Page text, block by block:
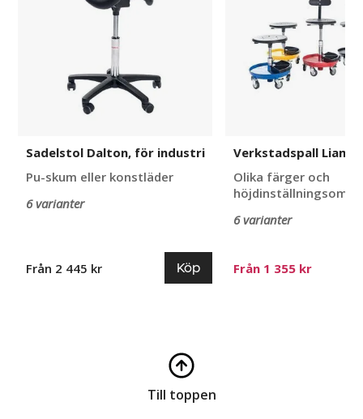
Sadelstol Dalton, för industri
Pu-skum eller konstläder
6 varianter
Från 2 445 kr Köp
Verkstadspall Liam
Olika färger och
6 varianter
Från 1 355 kr
Till toppen